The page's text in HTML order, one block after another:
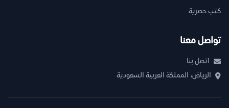
كتب حصرية
تواصل معنا
اتصل بنا
الرياض، المملكة العربية السعودية